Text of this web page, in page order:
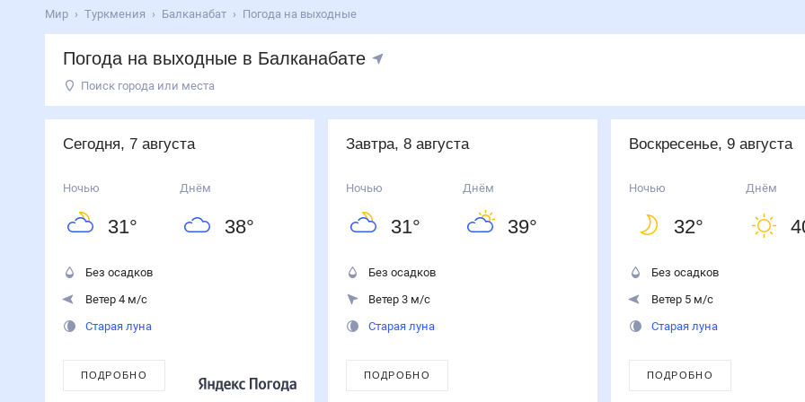
Мир Туркмения Балканабат Погода на выходные
Погода на выходные в Балканабате
Поиск города или места
День
Сегодня
7 августа
3м/с
Воскресенье
Сегодня, 7 августа
Ночью
31°
Днём
38°
Без осадков
Ветер 4 м/с
Старая луна
ПОДРОБНО
Завтра, 8 августа
Ночью
31°
Днём
39°
Без осадков
Ветер 3 м/с
Старая луна
ПОДРОБНО
воскресенье, 9 августа
Ночью
32°
Днём
Без осадков
Ветер 5 м/с
Старая луна
ПОДРОБНО